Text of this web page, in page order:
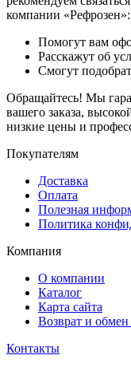
компании «Рефрозен»:
Помогут вам
Расскажут об
Смогут
Обращайтесь! Мы
вашего заказа,
низкие цены и
Покупателям
Доставка
Оплата
Полезная
Политика
Компания
О компании
Каталог
Карта сайта
Возврат и обмен
Контакты